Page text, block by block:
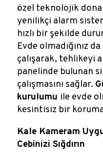
özel teknolojik
yenilikçi alarm
hızlı bir şekilde
Evde olmadığınız
çalışarak, tehlikeyi
panelinde bulunan
çalışmasını sağlar.
kurulumu ile evde
kesintisiz bir
Kale Kameram
Cebinizi Sığdırın